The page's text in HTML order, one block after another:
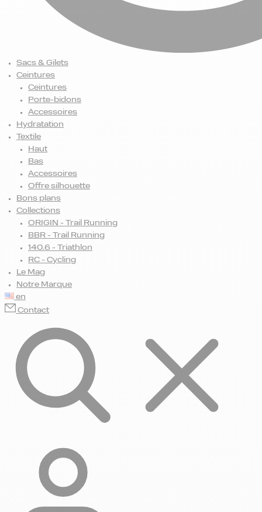
Sacs & Gilets
Ceintures
Ceintures
Porte-bidons
Accessoires
Hydratation
Textile
Haut
Bas
Accessoires
Offre silhouette
Bons plans
Collections
ORIGIN - Trail Running
BBR - Trail Running
140.6 - Triathlon
RC - Cycling
Le Mag
Notre Marque
en
Contact